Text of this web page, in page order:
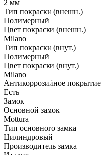
2 мм
Тип покраски (внешн.)
Полимерный
Цвет покраски (внешн.)
Milano
Тип покраски (внут.)
Полимерный
Цвет покраски (внут.)
Milano
Антикоррозийное покрытие
Есть
Замок
Основной замок
Mottura
Тип основного замка
Цилиндровый
Производитель замка